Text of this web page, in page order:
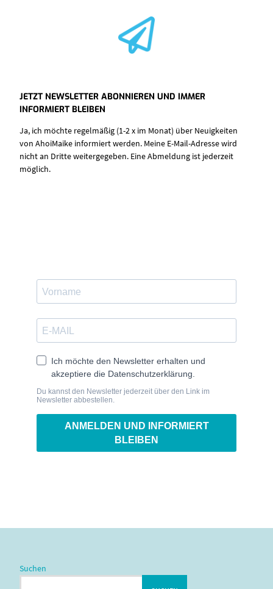
JETZT NEWSLETTER ABONNIEREN UND IMMER
INFORMIERT BLEIBEN
Ja, ich möchte regelmäßig (1-2 x im Monat) über Neuigkeiten
von AhoiMaike informiert werden. Meine E-Mail-Adresse wird
nicht an Dritte weitergegeben. Eine Abmeldung ist jederzeit
möglich.
Suchen